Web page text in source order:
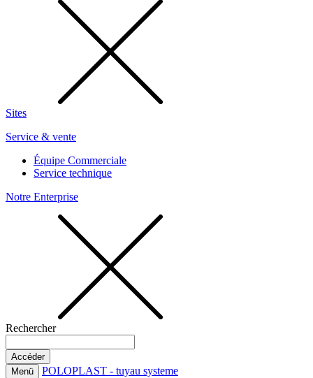
Sites
Service & vente
Équipe Commerciale
Service technique
Notre Enterprise
Rechercher
Menü POLOPLAST - tuyau systeme